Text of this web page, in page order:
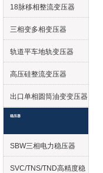
18脉移相整流变压器
三相变多相变压器
轨道平车地轨变压器
高压硅整流变压器
出口单相圆筒油变变压器
稳压器
SBW三相电力稳压器
SVC/TNS/TND高精度稳